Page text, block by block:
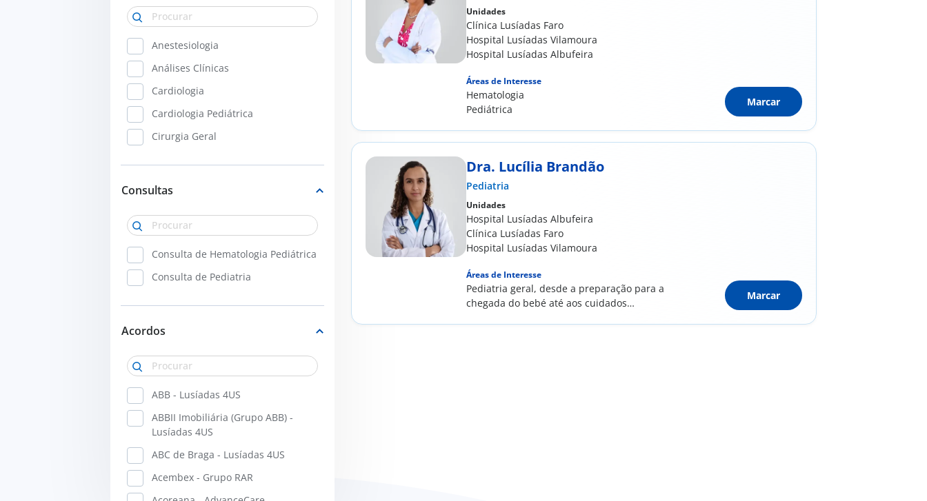
Hospital Lusíadas Amadora
Clínica Lusíadas Almada
Hospital Lusíadas Albufeira
Hospital Lusíadas Vilamoura
Clínica Lusíadas Faro
Anestesiologia
Análises Clínicas
Cardiologia
Cardiologia Pediátrica
Cirurgia Geral
Clínica Geral
Dermatologia
Domicílio
Genética Médica
Imagiologia
Medicina Desportiva
Medicina Física e de Reabilitação /
Consultas
Consulta de Hematologia Pediátrica
Consulta de Pediatria
Acordos
ABB - Lusíadas 4US
ABBII Imobiliária (Grupo ABB) -
Lusíadas 4US
ABC de Braga - Lusíadas 4US
Acembex - Grupo RAR
Unidades
Clínica Lusíadas Faro
Hospital Lusíadas Vilamoura
Hospital Lusíadas Albufeira
Áreas de Interesse
Hematologia
Pediátrica
Marcar
Dra. Lucília Brandão
Pediatria
Unidades
Hospital Lusíadas Albufeira
Clínica Lusíadas Faro
Hospital Lusíadas Vilamoura
Áreas de Interesse
Pediatria geral, desde a preparação para a
chegada do bebé até aos cuidados
Marcar